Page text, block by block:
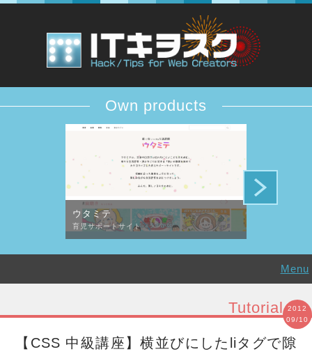
Own products
ウタミテ
育児サポートサイト
Menu
Tutorial 2012
09/10
【CSS 中級講座】横並びにしたliタグで隙